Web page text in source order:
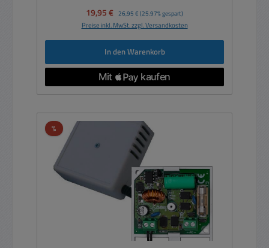
Verkaufspreis:
19,95 € Regulärer Preis:
26,95 € (25.97% gespart)
Preise inkl. MwSt. zzgl. Versandkosten
In den Warenkorb
%Rabatt